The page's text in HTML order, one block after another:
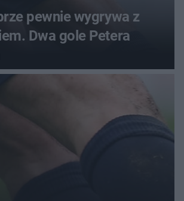
pewnie wygrywa z
Dwa gole Petera